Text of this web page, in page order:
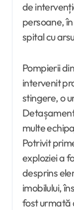
de
persoane,
spital cu
Pompierii
intervenit
stingere, o
multe
Potrivit
exploziei a
desprins
imobilului,
fost urmată